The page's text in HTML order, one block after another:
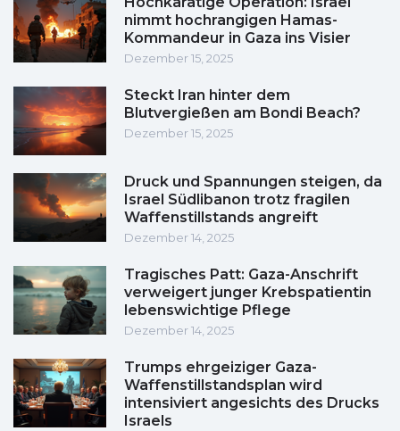
nimmt hochrangigen Hamas-
Kommandeur in Gaza ins Visier
Dezember 15, 2025
Steckt Iran hinter dem
Blutvergießen am Bondi Beach?
Dezember 15, 2025
Druck und Spannungen steigen, da
Israel Südlibanon trotz fragilen
Waffenstillstands angreift
Dezember 14, 2025
Tragisches Patt: Gaza-Anschrift
verweigert junger Krebspatientin
lebenswichtige Pflege
Dezember 14, 2025
Trumps ehrgeiziger Gaza-
Waffenstillstandsplan wird
intensiviert angesichts des Drucks
Israels